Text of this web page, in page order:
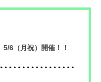
6（月祝）開催！！